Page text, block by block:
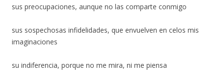
sus preocupaciones, aunque no las comparte conmigo
sus sospechosas infidelidades, que envuelven en celos mis
imaginaciones
su indiferencia, porque no me mira, ni me piensa